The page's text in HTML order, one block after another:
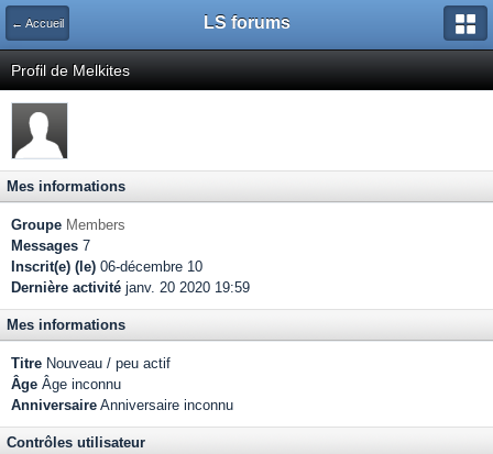
← Accueil LS forums
Profil de Melkites
Mes informations
Groupe Members
Messages 7
Inscrit(e) (le) 06-décembre 10
Dernière activité janv. 20 2020 19:59
Mes informations
Titre Nouveau / peu actif
Âge Âge inconnu
Anniversaire Anniversaire inconnu
Contrôles utilisateur